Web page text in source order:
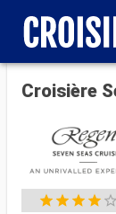
Voir les 68
Croisière